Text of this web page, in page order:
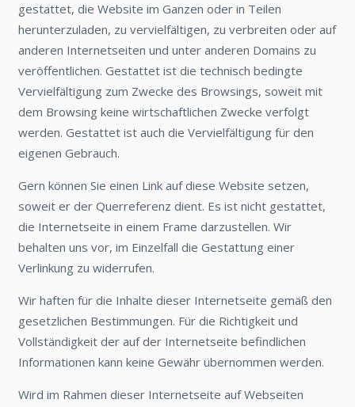
gestattet, die Website im Ganzen oder in Teilen
herunterzuladen, zu vervielfältigen, zu verbreiten oder auf
anderen Internetseiten und unter anderen Domains zu
veröffentlichen. Gestattet ist die technisch bedingte
Vervielfältigung zum Zwecke des Browsings, soweit mit
dem Browsing keine wirtschaftlichen Zwecke verfolgt
werden. Gestattet ist auch die Vervielfältigung für den
eigenen Gebrauch.
Gern können Sie einen Link auf diese Website setzen,
soweit er der Querreferenz dient. Es ist nicht gestattet,
die Internetseite in einem Frame darzustellen. Wir
behalten uns vor, im Einzelfall die Gestattung einer
Verlinkung zu widerrufen.
Wir haften für die Inhalte dieser Internetseite gemäß den
gesetzlichen Bestimmungen. Für die Richtigkeit und
Vollständigkeit der auf der Internetseite befindlichen
Informationen kann keine Gewähr übernommen werden.
Wird im Rahmen dieser Internetseite auf Webseiten